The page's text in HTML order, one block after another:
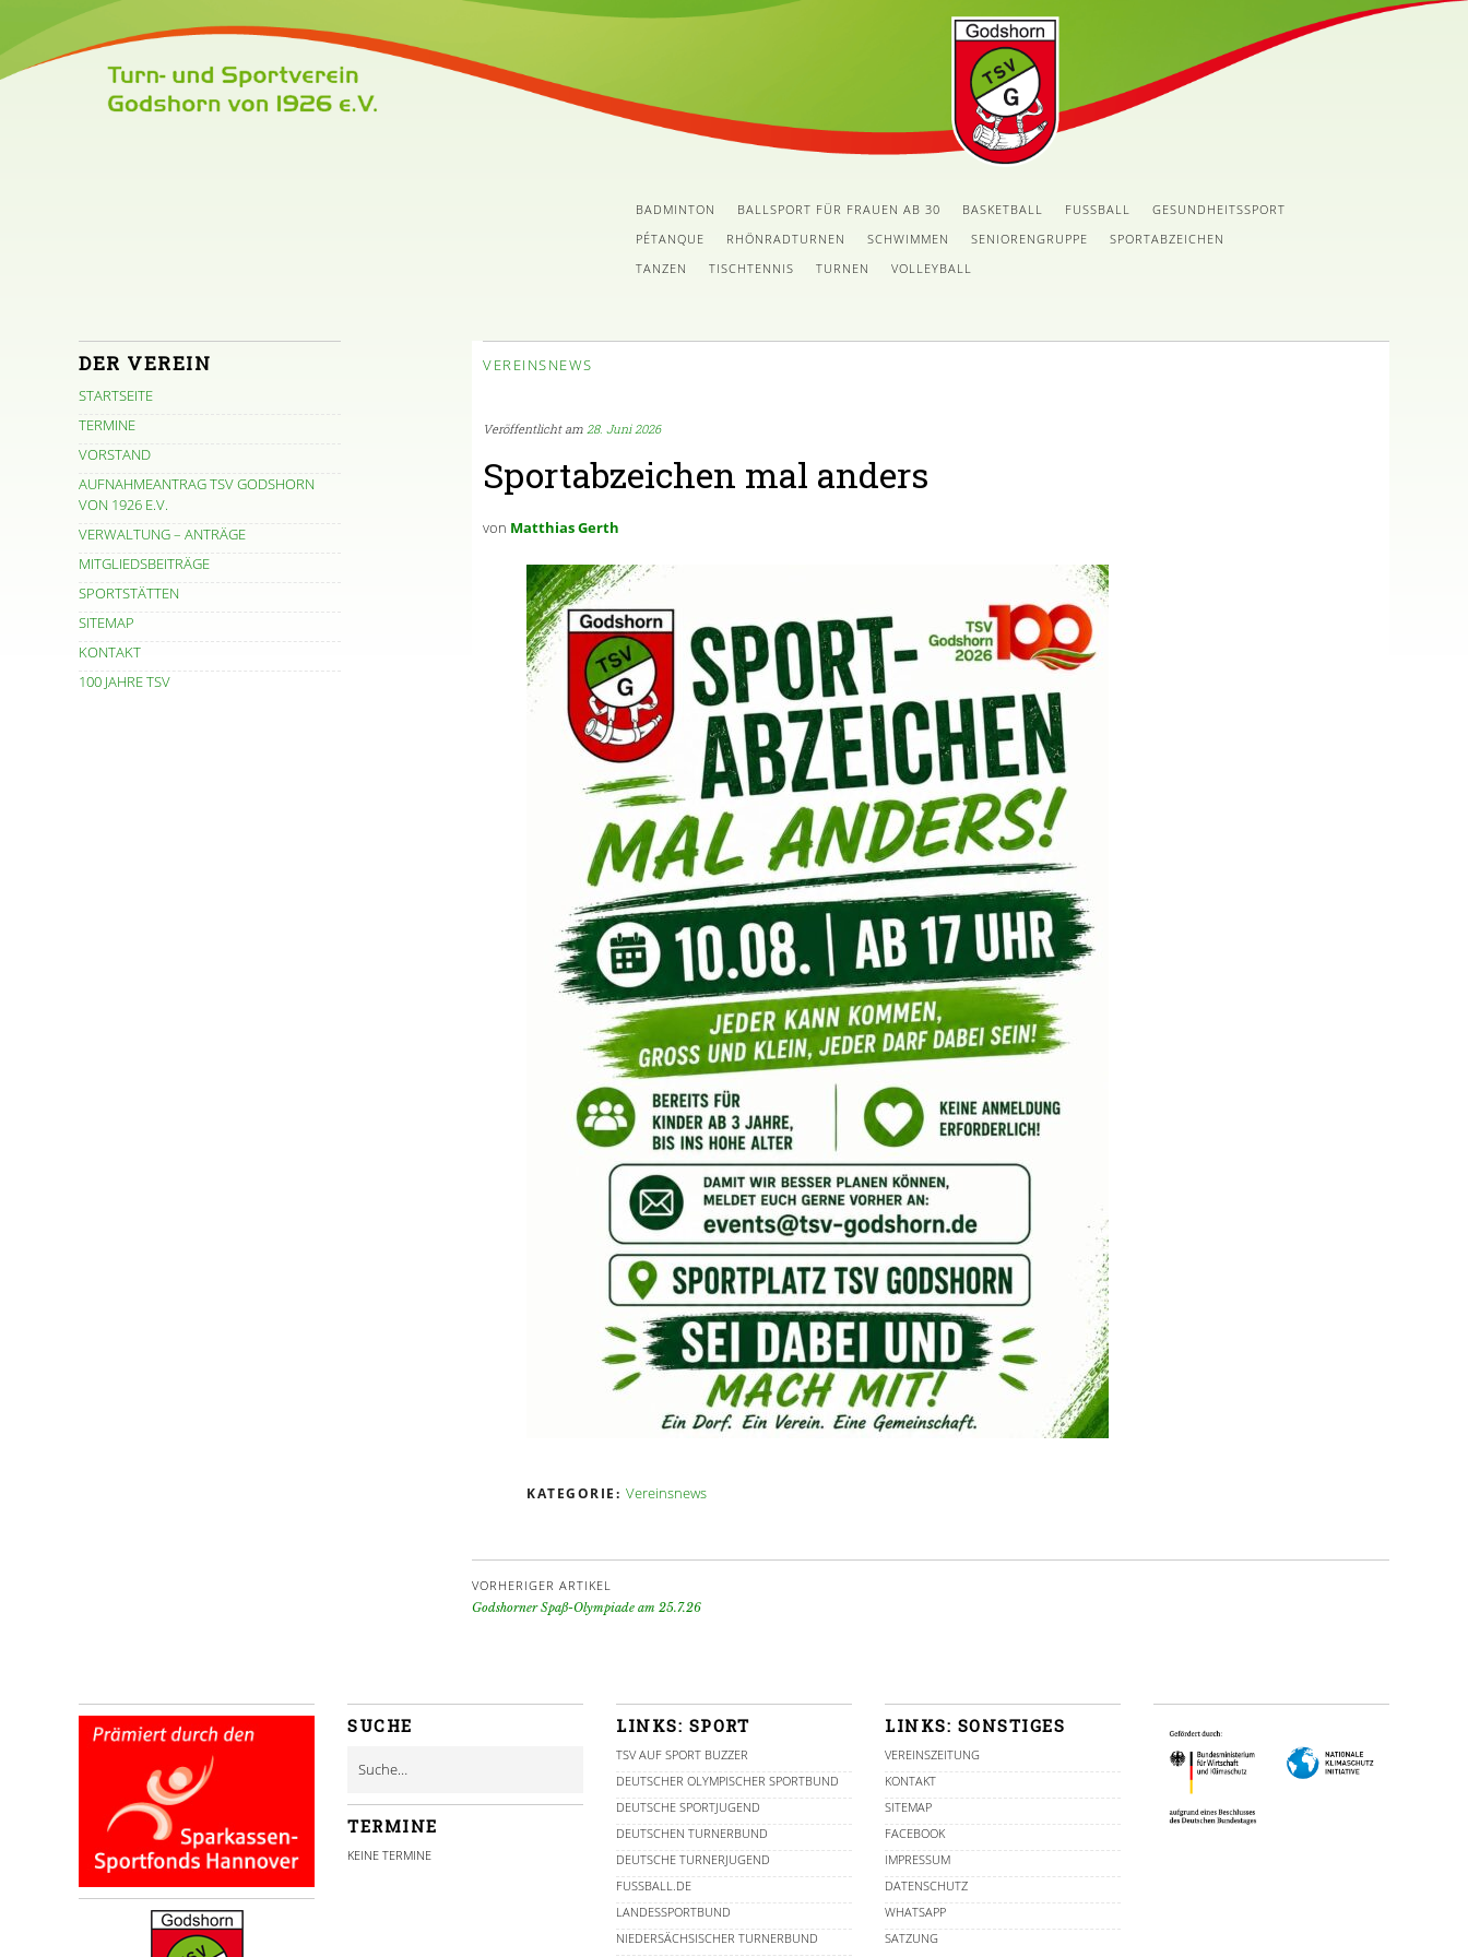
BADMINTON BALLSPORT FÜR FRAUEN AB 30 BASKETBALL FUSSBALL
GESUNDHEITSSPORT
PÉTANQUE
RHÖNRADTURNEN SCHWIMMEN SENIORENGRUPPE
SPORTABZEICHEN
TANZEN
TISCHTENNIS TURNEN VOLLEYBALL
VEREINSNEWS
Veröffentlicht am 28. Juni 2026
Sportabzeichen mal anders
von Matthias Gerth
KATEGORIE: Vereinsnews
VORHERIGER ARTIKEL
Godshorner Spaß-Olympiade am 25.7.26
DER VEREIN
STARTSEITE
TERMINE
VORSTAND
AUFNAHMEANTRAG TSV GODSHORN
VON 1926 E.V.
VERWALTUNG – ANTRÄGE
MITGLIEDSBEITRÄGE
SPORTSTÄTTEN
SITEMAP
KONTAKT
100 JAHRE TSV
SUCHE
TERMINE
KEINE TERMINE
LINKS: SPORT
TSV AUF SPORT BUZZER
DEUTSCHER OLYMPISCHER SPORTBUND
DEUTSCHE SPORTJUGEND
DEUTSCHEN TURNERBUND
DEUTSCHE TURNERJUGEND
FUSSBALL.DE
LANDESSPORTBUND
NIEDERSÄCHSISCHER TURNERBUND
LINKS: SONSTIGES
VEREINSZEITUNG
KONTAKT
SITEMAP
FACEBOOK
IMPRESSUM
DATENSCHUTZ
WHATSAPP
SATZUNG